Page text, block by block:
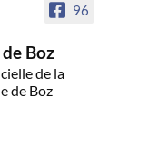
96
Boz
de la
de Boz